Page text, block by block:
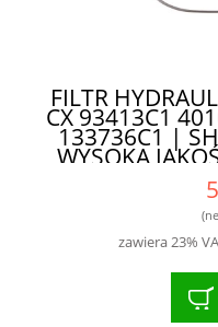
FILTR
CX 93413C1
133736C1 |
WYSOKA
zawiera 23%